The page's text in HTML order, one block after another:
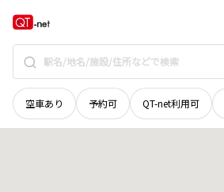
空車あり 予約可 QT-net利用可
北海道